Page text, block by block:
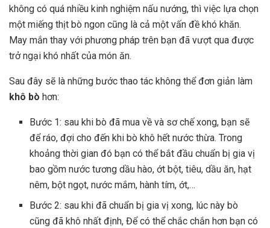
không có quá nhiều kinh nghiệm nấu nướng, thì việc lựa chọn
một miếng thịt bò ngon cũng là cả một vấn đề khó khăn.
May mắn thay với phương pháp trên bạn đã vượt qua được
trở ngại khó nhất của món ăn.
Sau đây sẽ là những bước thao tác không thể đơn giản làm
khô bò hơn:
Bước 1: sau khi bò đã mua về và sơ chế xong, bạn sẽ
để ráo, đợi cho đến khi bò khô hết nước thừa. Trong
khoảng thời gian đó bạn có thể bắt đầu chuẩn bị gia vị
bao gồm nước tương dầu hào, ớt bột, tiêu, dầu ăn, hạt
nêm, bột ngọt, nước mắm, hành tím, ớt,…
Bước 2: sau khi đã chuẩn bị gia vị xong, lúc này bò
cũng đã khô nhất định, Để có thể chắc chắn hơn bạn có